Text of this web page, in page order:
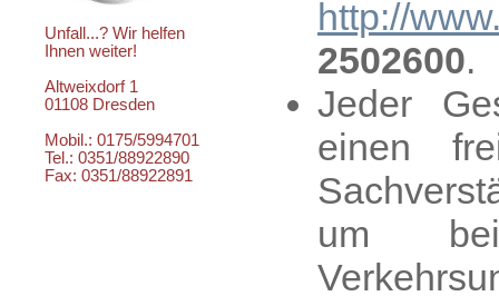
Unfall...? Wir helfen
Ihnen weiter!
Altweixdorf 1
01108 Dresden
Mobil.: 0175/5994701
Tel.: 0351/88922890
Fax: 0351/88922891
http://
2502600.
Jeder
einen
um bei